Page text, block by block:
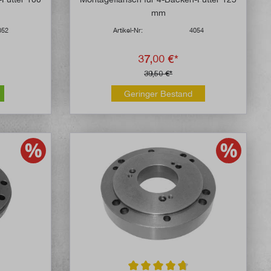
mm
Artikel-Nr: 4054
37,00 €*
39,50 €*
Geringer Bestand